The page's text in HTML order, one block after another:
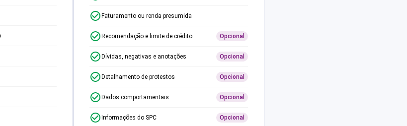
Faturamento ou renda presumida
Recomendação e limite de crédito Opcional
Dívidas, negativas e anotações Opcional
Detalhamento de protestos Opcional
Dados comportamentais Opcional
Informações do SPC Opcional